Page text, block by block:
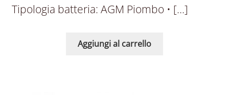
Tipologia batteria: AGM Piombo • […]
Aggiungi al carrello